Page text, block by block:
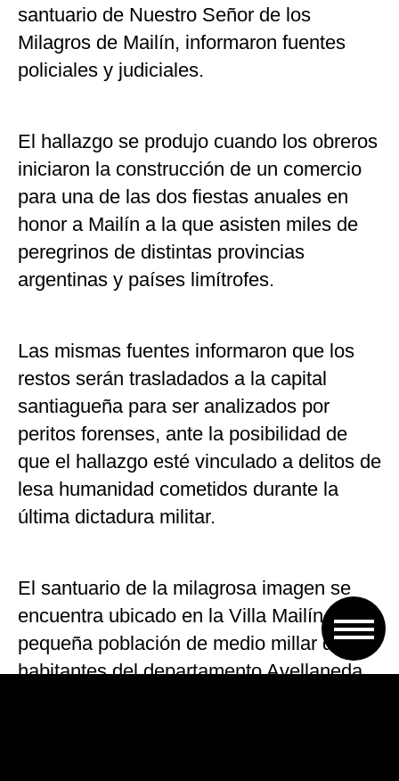
santuario de Nuestro Señor de los
Milagros de Mailín, informaron fuentes
policiales y judiciales.
El hallazgo se produjo cuando los obreros
iniciaron la construcción de un comercio
para una de las dos fiestas anuales en
honor a Mailín a la que asisten miles de
peregrinos de distintas provincias
argentinas y países limítrofes.
Las mismas fuentes informaron que los
restos serán trasladados a la capital
santiagueña para ser analizados por
peritos forenses, ante la posibilidad de
que el hallazgo esté vinculado a delitos de
lesa humanidad cometidos durante la
última dictadura militar.
El santuario de la milagrosa imagen se
encuentra ubicado en la Villa Mailín,
pequeña población de medio millar de
habitantes del departamento Avellaneda,